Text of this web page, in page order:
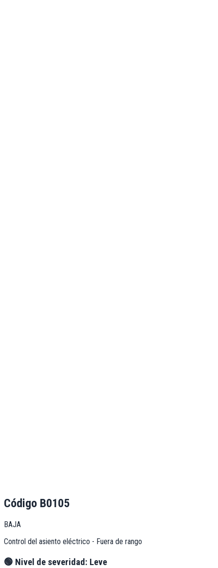
Código B0105
BAJA
Control del asiento eléctrico - Fuera de rango
🟢 Nivel de severidad: Leve